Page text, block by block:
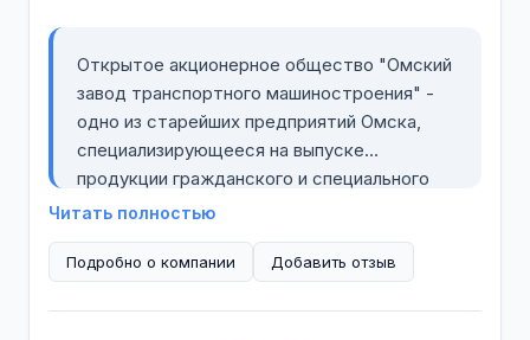
Открытое акционерное общество "Омский
завод транспортного машиностроения" -
одно из старейших предприятий Омска,
специализирующееся на выпуске
продукции гражданского и специального
назначения.
ОАО "Омсктрансмаш" активно развивает
Читать полностью
Подробно о компании Добавить отзыв